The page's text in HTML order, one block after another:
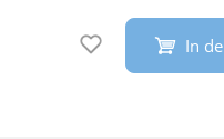
Auf den Merkzettel
In